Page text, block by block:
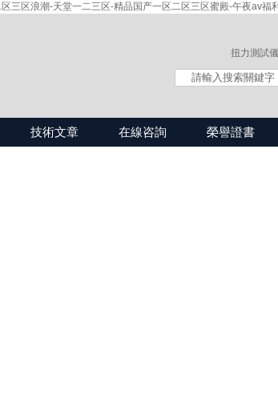
三区浪潮-天堂一二三区-精品国产一区二区三区蜜殿-午夜av福
扭力測試
技術文章 在線咨詢 榮譽證書